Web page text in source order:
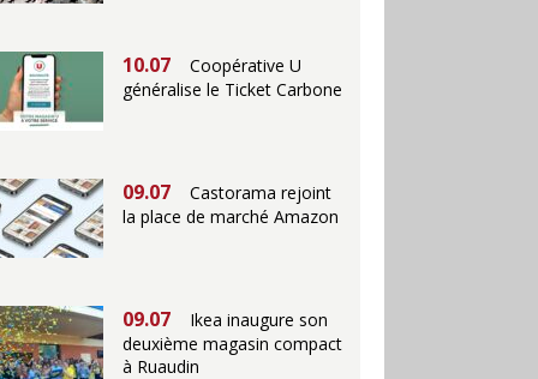
10.07
Coopérative U
généralise le Ticket Carbone
09.07
Castorama rejoint
la place de marché Amazon
09.07
Ikea inaugure son
deuxième magasin compact
à Ruaudin